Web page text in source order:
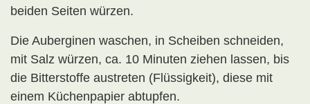
beiden Seiten würzen.
Die Auberginen waschen, in Scheiben schneiden,
mit Salz würzen, ca. 10 Minuten ziehen lassen, bis
die Bitterstoffe austreten (Flüssigkeit), diese mit
einem Küchenpapier abtupfen.